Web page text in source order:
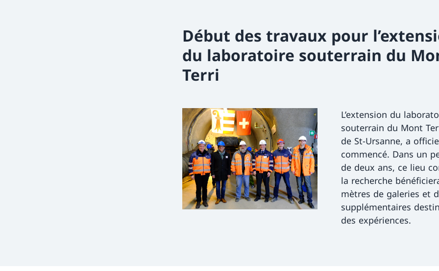
Début des travaux pour
du laboratoire souterrain du
Terri
L’extension du
souterrain du Mont
de St-Ursanne, a
commencé. Dans un
de deux ans, ce lieu
la recherche
mètres de galeries et
supplémentaires
des expériences.